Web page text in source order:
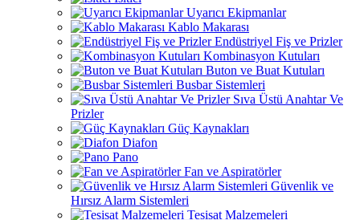
Uyarıcı Ekipmanlar
Kablo Makarası
Endüstriyel Fiş ve Prizler
Kombinasyon Kutuları
Buton ve Buat Kutuları
Busbar Sistemleri
Sıva Üstü Anahtar Ve
Prizler
Güç Kaynakları
Diafon
Pano
Fan ve Aspiratörler
Güvenlik ve
Hırsız Alarm Sistemleri
Tesisat Malzemeleri